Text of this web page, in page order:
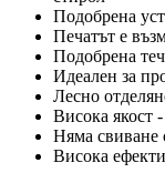
Подобрена
Печатът е
Подобрена
Идеален за
Лесно
Висока якост
Няма свиване
Висока